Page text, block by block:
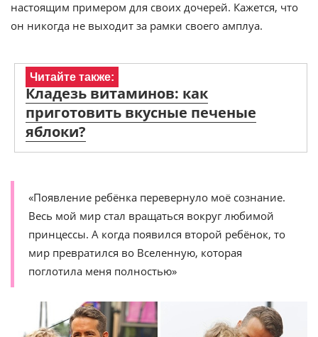
настоящим примером для своих дочерей. Кажется, что
он никогда не выходит за рамки своего амплуа.
Читайте также:
Кладезь витаминов: как
приготовить вкусные печеные
яблоки?
«Появление ребёнка перевернуло моё сознание.
Весь мой мир стал вращаться вокруг любимой
принцессы. А когда появился второй ребёнок, то
мир превратился во Вселенную, которая
поглотила меня полностью»